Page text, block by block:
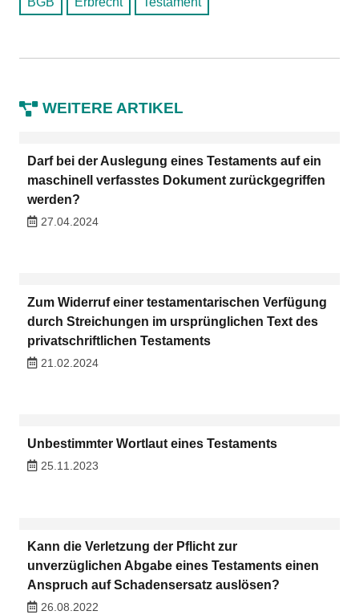
WEITERE ARTIKEL
Darf bei der Auslegung eines Testaments auf ein
maschinell verfasstes Dokument zurückgegriffen
werden?
27.04.2024
Zum Widerruf einer testamentarischen Verfügung
durch Streichungen im ursprünglichen Text des
privatschriftlichen Testaments
21.02.2024
Unbestimmter Wortlaut eines Testaments
25.11.2023
Kann die Verletzung der Pflicht zur
unverzüglichen Abgabe eines Testaments einen
Anspruch auf Schadensersatz auslösen?
26.08.2022